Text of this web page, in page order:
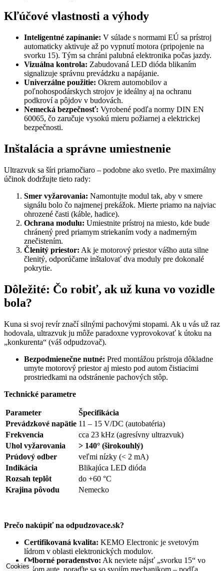
Kľúčové vlastnosti a výhody
Inteligentné zapínanie: V súlade s normami EÚ sa prístroj
automaticky aktivuje až po vypnutí motora (pripojenie na
svorku 15). Tým sa chráni palubná elektronika počas jazdy.
Vizuálna kontrola: Zabudovaná LED dióda blikaním
signalizuje správnu prevádzku a napájanie.
Univerzálne použitie: Okrem automobilov a
poľnohospodárskych strojov je ideálny aj na ochranu
podkroví a pôjdov v budovách.
Nemecká bezpečnosť: Vyrobené podľa normy DIN EN
60065, čo zaručuje vysokú mieru požiarnej a elektrickej
bezpečnosti.
Inštalácia a správne umiestnenie
Ultrazvuk sa šíri priamočiaro – podobne ako svetlo. Pre maximálny
účinok dodržujte tieto rady:
Smer vyžarovania: Namontujte modul tak, aby v smere
signálu bolo čo najmenej prekážok. Mierte priamo na najviac
ohrozené časti (káble, hadice).
Ochrana modulu: Umiestnite prístroj na miesto, kde bude
chránený pred priamym striekaním vody a nadmerným
znečistením.
Členitý priestor: Ak je motorový priestor vášho auta silne
členitý, odporúčame inštalovať dva moduly pre dokonalé
pokrytie.
Dôležité: Čo robiť, ak už kuna vo vozidle
bola?
Kuna si svoj revír značí silnými pachovými stopami. Ak u vás už raz
hodovala, ultrazvuk ju môže paradoxne vyprovokovať k útoku na
„konkurenta“ (váš odpudzovač).
Bezpodmienečne nutné: Pred montážou prístroja dôkladne
umyte motorový priestor aj miesto pod autom čistiacimi
prostriedkami na odstránenie pachových stôp.
Technické parametre
Parameter
Špecifikácia
Prevádzkové napätie 11 – 15 V/DC (autobatéria)
Frekvencia
cca 23 kHz (agresívny ultrazvuk)
Uhol vyžarovania
> 140° (širokouhlý)
Prúdový odber
veľmi nízky (< 2 mA)
Indikácia
Blikajúca LED dióda
Rozsah teplôt
do +60 °C
Krajina pôvodu
Nemecko
Prečo nakúpiť na odpudzovace.sk?
Certifikovaná kvalita: KEMO Electronic je svetovým
lídrom v oblasti elektronických modulov.
Odborné poradenstvo: Ak neviete nájsť „svorku 15“ vo
vašom aute, poraďte sa so svojím mechanikom – podľa
Cookies